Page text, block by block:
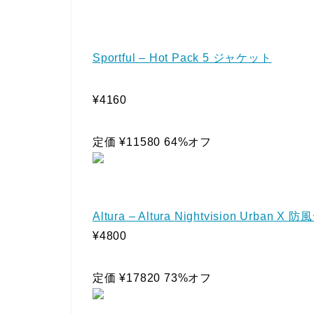
Sportful – Hot Pack 5 ジャケット
¥4160
定価 ¥11580 64%オフ
Altura – Altura Nightvision Urban X 防風
¥4800
定価 ¥17820 73%オフ